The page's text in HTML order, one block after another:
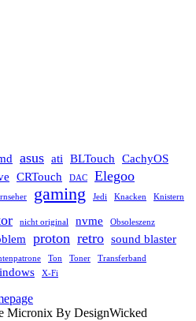
asus ati BLTouch CachyOS
CRTouch DAC Elegoo
gaming Jedi Knacken Knistern
nicht original nvme Obsoleszenz
proton retro sound blaster
Ton Toner
Transferband
X-Fi
Micronix By DesignWicked